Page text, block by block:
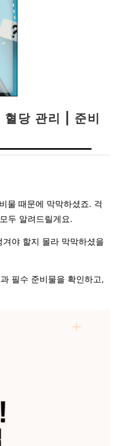
당 관리 | 준비
물 때문에 막막하셨죠. 걱
두 알려드릴게요.
야 할지 몰라 막막하셨을
필수 준비물을 확인하고,